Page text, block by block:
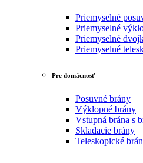
Priemyselné
Priemyselné
Priemyselné
Priemyselné
Pre domácnosť
Posuvné brány
Výklopné brány
Vstupná brána s
Skladacie brány
Teleskopické